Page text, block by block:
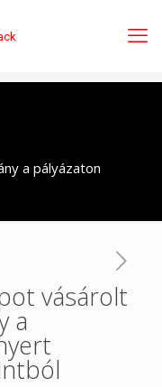
a pályázaton
vásárolt
a